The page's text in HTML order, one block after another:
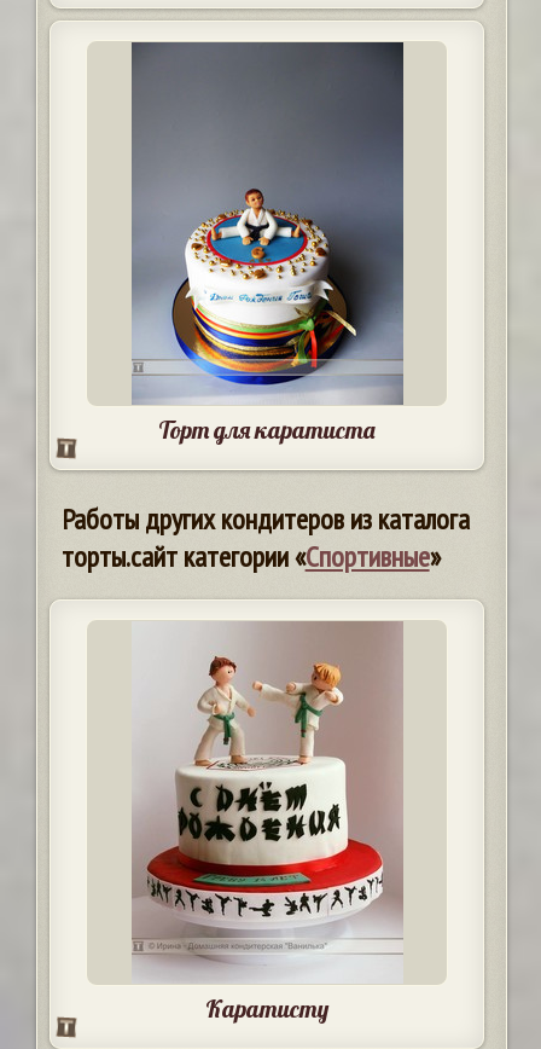
Торт для каратиста
Работы других кондитеров из каталога
торты.сайт категории «Спортивные»
Каратисту